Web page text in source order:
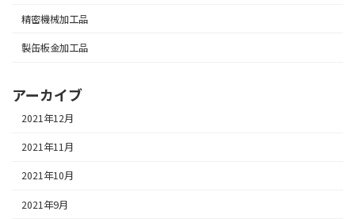
精密機械加工品
製缶板金加工品
アーカイブ
2021年12月
2021年11月
2021年10月
2021年9月